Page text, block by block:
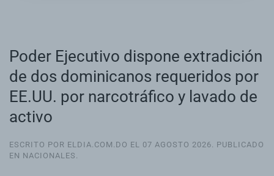
Poder Ejecutivo dispone extradición
de dos dominicanos requeridos por
EE.UU. por narcotráfico y lavado de
activo
ESCRITO POR ELDIA.COM.DO EL 07 AGOSTO 2026 . PUBLICADO
EN NACIONALES